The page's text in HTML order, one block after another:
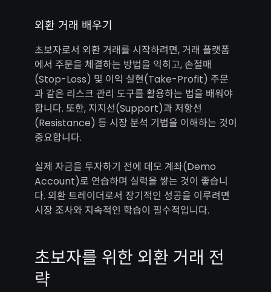
외환 거래 배우기
초보자로서 외환 거래를 시작하려면, 거래 플랫폼
에서 주문을 체결하는 방법을 익히고, 손절매
(Stop-Loss) 및 이익 실현(Take-Profit) 주문
과 같은 리스크 관리 도구를 활용하는 법을 배워야
합니다. 또한, 지지선(Support)과 저항선
(Resistance) 등 시장 분석 기법을 이해하는 것이
중요합니다.
실제 자금을 투자하기 전에 데모 계좌(Demo
Account)로 연습하며 실력을 쌓는 것이 좋습니
다. 외환 트레이더로서 장기적인 성공을 이루려면
시장 조사와 지속적인 학습이 필수적입니다.
초보자를 위한 외환 거래 전
략